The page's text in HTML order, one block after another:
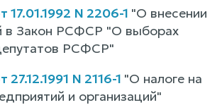
N 2206-1 "О внесении
в Закон РСФСР "О выборах
РСФСР"
N 2116-1 "О налоге на
и организаций"